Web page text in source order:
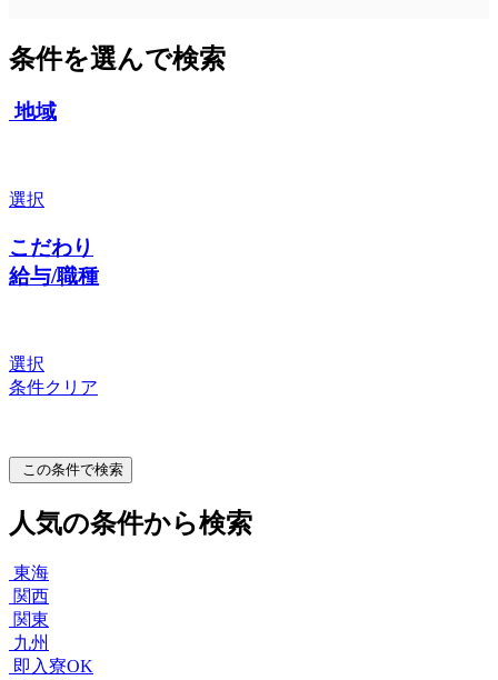
条件を選んで検索
地域
選択
こだわり
給与/職種
選択
条件クリア
この条件で検索
人気の条件から検索
東海
関西
関東
九州
即入寮OK